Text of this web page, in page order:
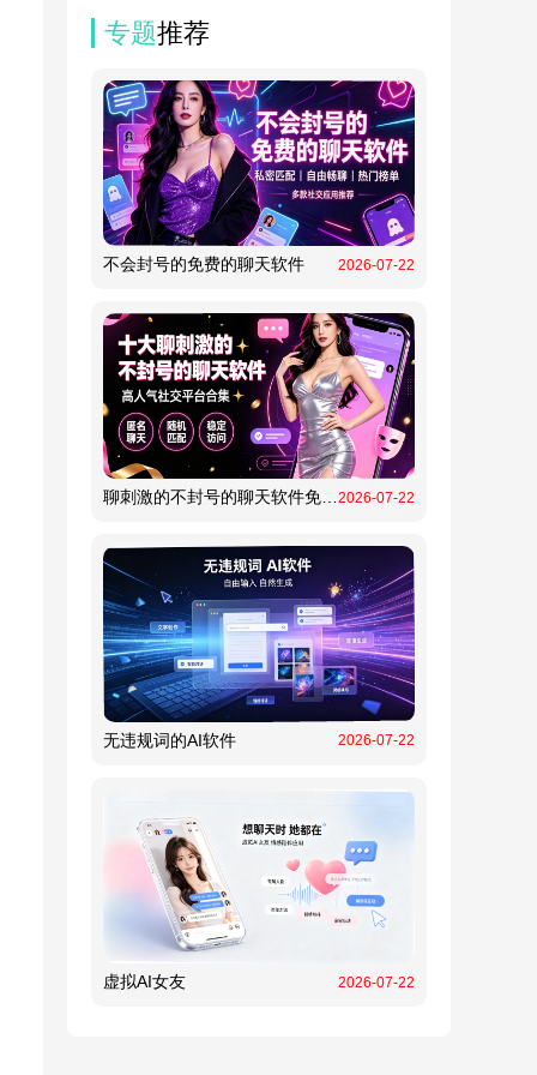
专题推荐
不会封号的免费的聊天软件 2026-07-22
聊刺激的不封号的聊天软件免费的2026-07-22
无违规词的AI软件 2026-07-22
虚拟AI女友 2026-07-22